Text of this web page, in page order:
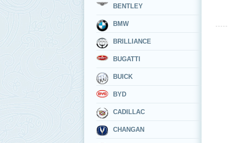
BENTLEY
BMW
BRILLIANCE
BUGATTI
BUICK
BYD
CADILLAC
CHANGAN